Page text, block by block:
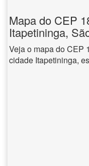
Mapa do CEP
Itapetininga,
Veja o mapa do CEP
cidade Itapetininga,